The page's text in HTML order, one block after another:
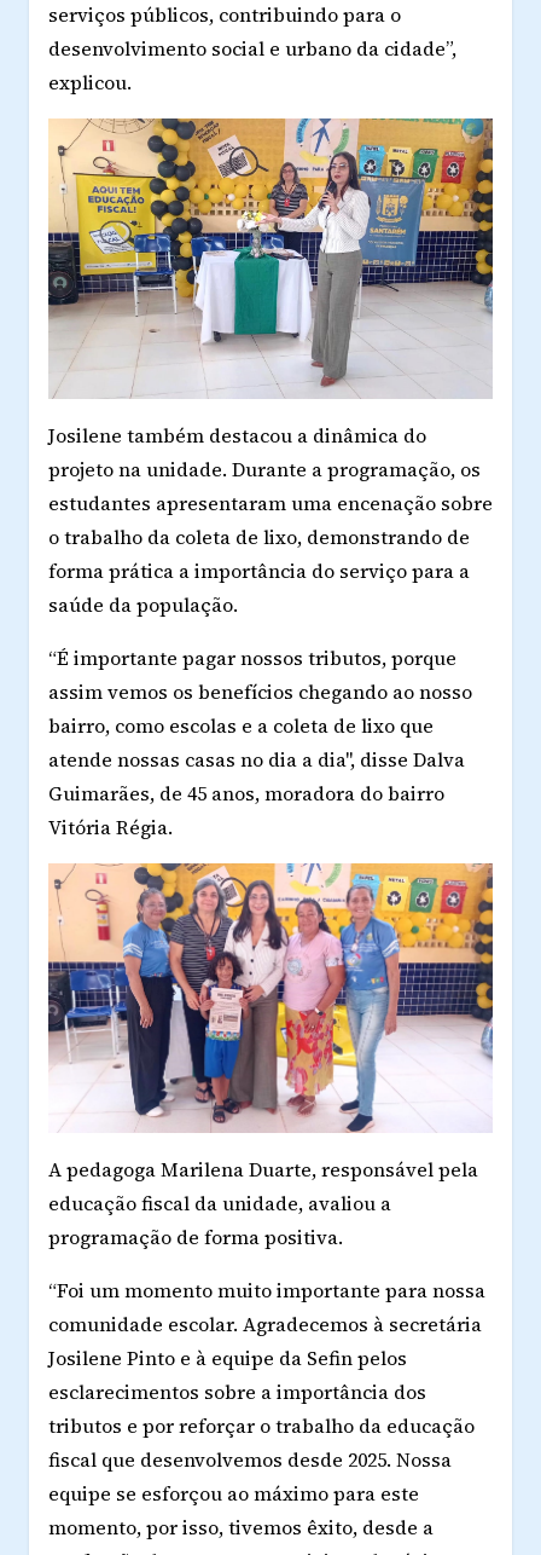
serviços públicos, contribuindo para o
desenvolvimento social e urbano da cidade”,
explicou.
Josilene também destacou a dinâmica do
projeto na unidade. Durante a programação, os
estudantes apresentaram uma encenação sobre
o trabalho da coleta de lixo, demonstrando de
forma prática a importância do serviço para a
saúde da população.
“É importante pagar nossos tributos, porque
assim vemos os benefícios chegando ao nosso
bairro, como escolas e a coleta de lixo que
atende nossas casas no dia a dia", disse Dalva
Guimarães, de 45 anos, moradora do bairro
Vitória Régia.
A pedagoga Marilena Duarte, responsável pela
educação fiscal da unidade, avaliou a
programação de forma positiva.
“Foi um momento muito importante para nossa
comunidade escolar. Agradecemos à secretária
Josilene Pinto e à equipe da Sefin pelos
esclarecimentos sobre a importância dos
tributos e por reforçar o trabalho da educação
fiscal que desenvolvemos desde 2025. Nossa
equipe se esforçou ao máximo para este
momento, por isso, tivemos êxito, desde a